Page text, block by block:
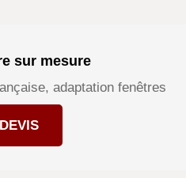
sur mesure
adaptation fenêtres